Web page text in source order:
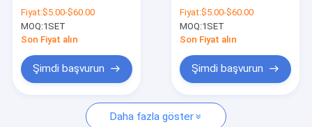
Bizimle iletişime geçin
Haberler
Rakoru, Endüstriyel
Patlamaya Dayanıklı
Sistemlere Uygun
Fiyat:$5.00-$60.00
MOQ:1SET
Son Fiyat alın
Şimdi başvurun
Bağlantısı Tehlikeli
Yer Elektrikli
Sistemler için İdeal
Fiyat:$5.00-$60.00
MOQ:1SET
Son Fiyat alın
Şimdi başvurun
Daha fazla göster